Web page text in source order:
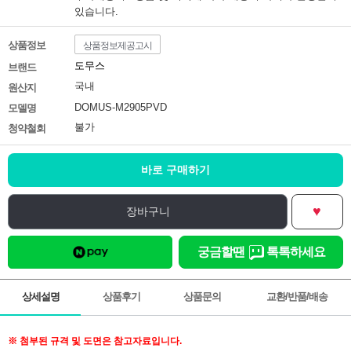
있습니다.
상품정보 상품정보제공고시
브랜드
도무스
원산지
국내
모델명
DOMUS-M2905PVD
청약철회
불가
바로 구매하기
장바구니 ♥
궁금할땐 톡톡하세요
상세설명 상품후기 상품문의 교환/반품/배송
※ 첨부된 규격 및 도면은 참고자료입니다.